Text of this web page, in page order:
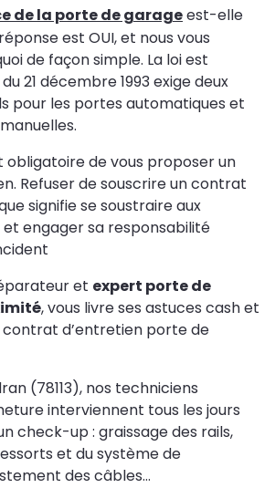
de la porte de garageest-elle
est OUI, et nous vous
de façon simple. La loi est
21 décembre 1993 exige deux
pour les portes automatiques et
de vous proposer un
Refuser de souscrire un contrat
signifie se soustraire aux
engager sa responsabilité
et expert porte de
, vous livre ses astuces cash et
contrat d’entretien porte de
(78113), nos techniciens
interviennent tous les jours
check-up : graissage des rails,
et du système de
des câbles…